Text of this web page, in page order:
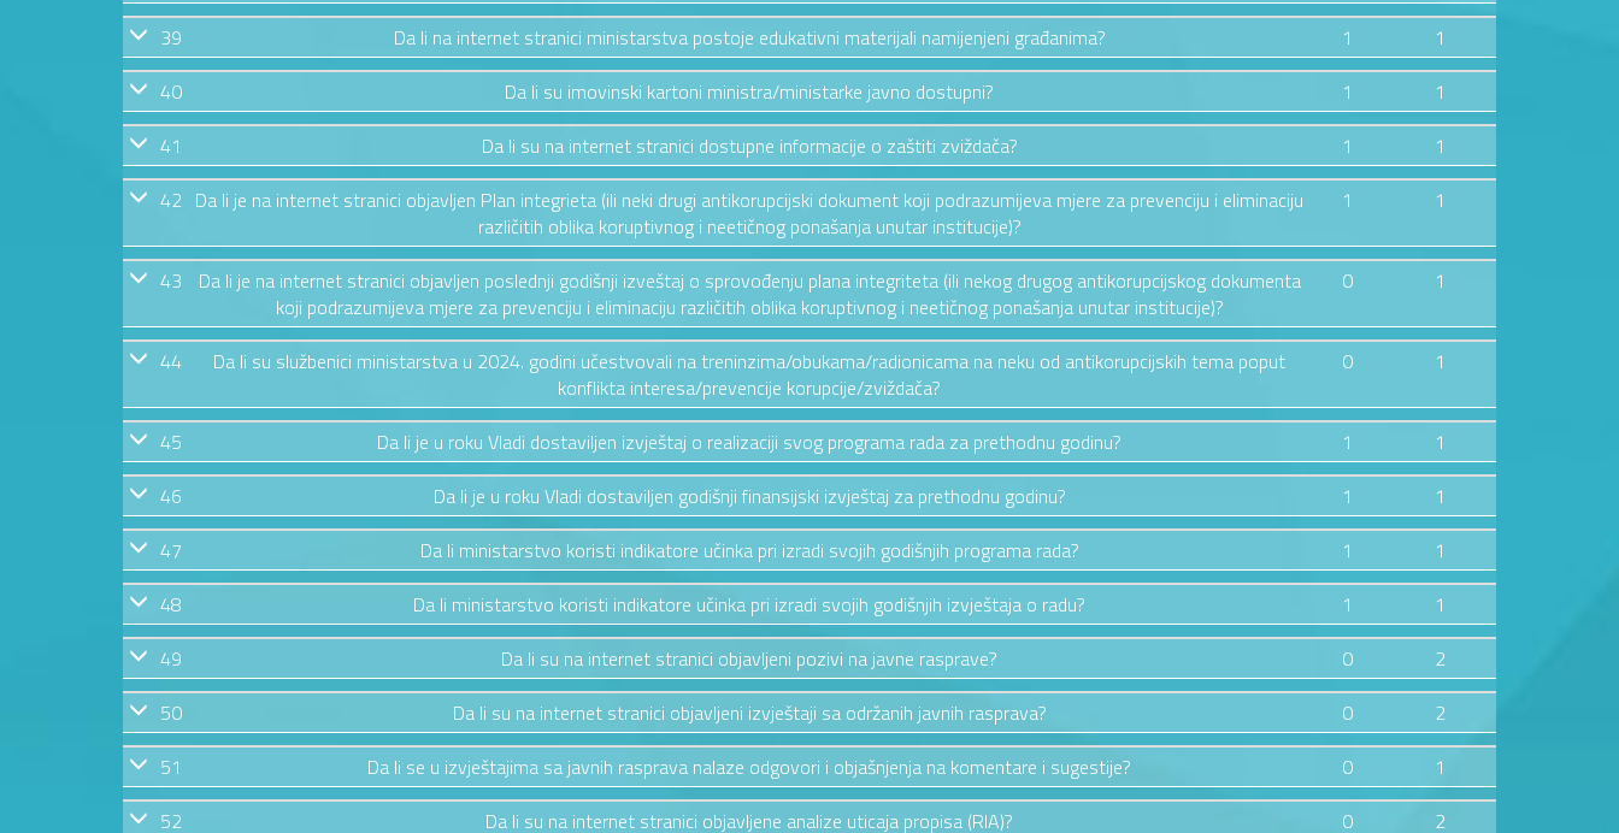
39 Da li na internet stranici ministarstva postoje edukativni materijali namijenjeni građanima? 1
1
40
Da li su imovinski kartoni ministra/ministarke javno dostupni? 1
1
41
Da li su na internet stranici dostupne informacije o zaštiti zviždača? 1
1
42 Da li je na internet stranici objavljen Plan integrieta (ili neki drugi antikorupcijski dokument koji podrazumijeva mjere za prevenciju i eliminaciju
različitih oblika koruptivnog i neetičnog ponašanja unutar institucije)?
1 1
43
Da li je na internet stranici objavljen poslednji godišnji izveštaj o sprovođenju plana integriteta (ili nekog drugog antikorupcijskog dokumenta
koji podrazumijeva mjere za prevenciju i eliminaciju različitih oblika koruptivnog i neetičnog ponašanja unutar institucije)?
0 1
44
Da li su službenici ministarstva u 2024. godini učestvovali na treninzima/obukama/radionicama na neku od antikorupcijskih tema poput
konflikta interesa/prevencije korupcije/zviždača?
0 1
45 Da li je u roku Vladi dostaviljen izvještaj o realizaciji svog programa rada za prethodnu godinu? 1
1
46
Da li je u roku Vladi dostaviljen godišnji finansijski izvještaj za prethodnu godinu? 1
1
47
Da li ministarstvo koristi indikatore učinka pri izradi svojih godišnjih programa rada? 1
1
48
Da li ministarstvo koristi indikatore učinka pri izradi svojih godišnjih izvještaja o radu? 1
1
49
Da li su na internet stranici objavljeni pozivi na javne rasprave? 0
2
50
Da li su na internet stranici objavljeni izvještaji sa održanih javnih rasprava? 0
2
51
Da li se u izvještajima sa javnih rasprava nalaze odgovori i objašnjenja na komentare i sugestije? 0
1
52
Da li su na internet stranici objavljene analize uticaja propisa (RIA)? 0 2